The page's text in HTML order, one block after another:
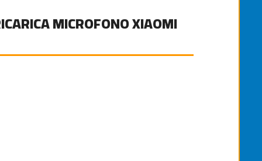
MICROFONO XIAOMI